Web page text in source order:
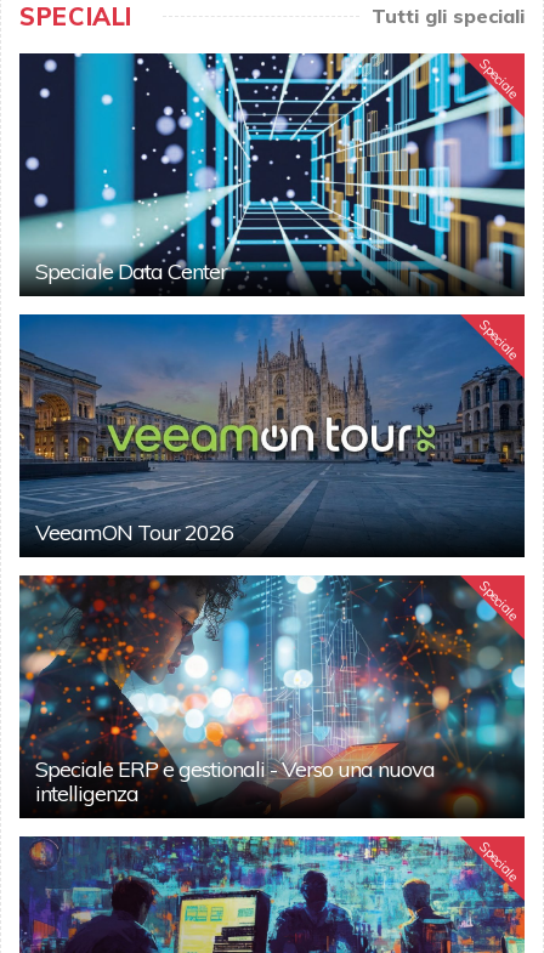
SPECIALI Tutti gli speciali
Speciale
Speciale Data Center
Speciale
VeeamON Tour 2026
Speciale
Speciale ERP e gestionali - Verso una nuova
intelligenza
Speciale